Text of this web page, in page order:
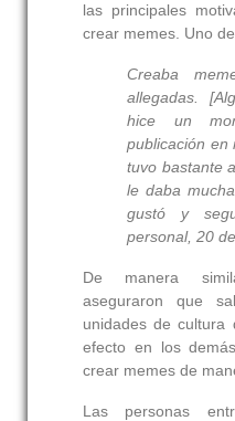
las principales
crear memes. Uno
Creaba
allegadas.
hice un
publicación en
tuvo bastante
le daba
gustó y
personal, 20
De manera
aseguraron que
unidades de cultura
efecto en los
crear memes de
Las personas